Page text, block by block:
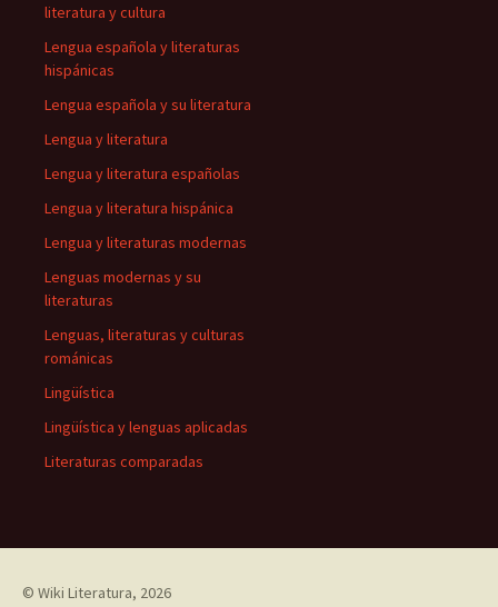
literatura y cultura
Lengua española y literaturas
hispánicas
Lengua española y su literatura
Lengua y literatura
Lengua y literatura españolas
Lengua y literatura hispánica
Lengua y literaturas modernas
Lenguas modernas y su
literaturas
Lenguas, literaturas y culturas
románicas
Lingüística
Lingüística y lenguas aplicadas
Literaturas comparadas
© Wiki Literatura, 2026